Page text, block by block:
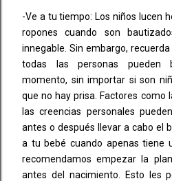
-Ve a tu tiempo: Los niños lucen
ropones cuando son
innegable. Sin embargo,
todas las personas pueden
momento, sin importar si son
que no hay prisa. Factores como
las creencias personales
antes o después llevar a cabo el
a tu bebé cuando apenas tiene
recomendamos empezar la
antes del nacimiento. Esto les